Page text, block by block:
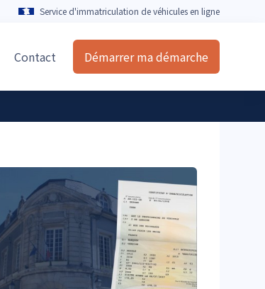
Service d'immatriculation de véhicules en ligne
Contact Démarrer ma démarche